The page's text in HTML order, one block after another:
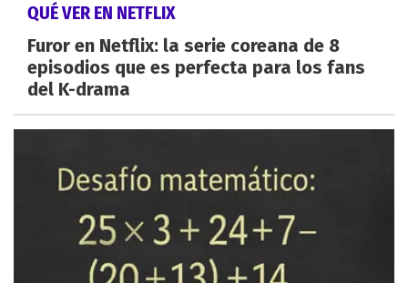
QUÉ VER EN NETFLIX
Furor en Netflix: la serie coreana de 8
episodios que es perfecta para los fans
del K-drama